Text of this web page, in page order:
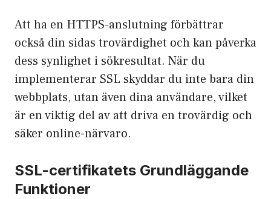
Att ha en HTTPS-anslutning förbättrar
också din sidas trovärdighet och kan påverka
dess synlighet i sökresultat. När du
implementerar SSL skyddar du inte bara din
webbplats, utan även dina användare, vilket
är en viktig del av att driva en trovärdig och
säker online-närvaro.
SSL-certifikatets Grundläggande
Funktioner